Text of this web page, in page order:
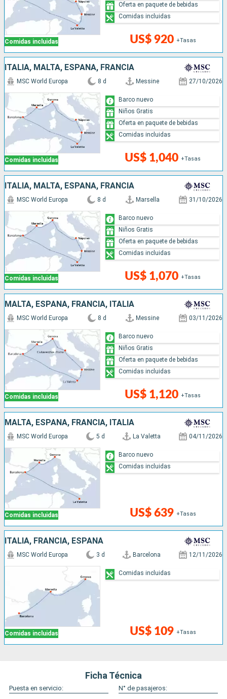
Comidas incluidas US$ 920 +Tasas
Oferta en paquete de bebidas
Comidas incluidas
ITALIA, MALTA, ESPAÑA, FRANCIA
Comidas incluidas
MSC World Europa 8 d Messine 27/10/2026
US$ 1,040 +Tasas
Barco nuevo
Niños Gratis
Oferta en paquete de bebidas
Comidas incluidas
ITALIA, MALTA, ESPAÑA, FRANCIA
Comidas incluidas
MSC World Europa 8 d Marsella 31/10/2026
US$ 1,070 +Tasas
Barco nuevo
Niños Gratis
Oferta en paquete de bebidas
Comidas incluidas
MALTA, ESPAÑA, FRANCIA, ITALIA
Comidas incluidas
MSC World Europa 8 d Messine 03/11/2026
US$ 1,120 +Tasas
Barco nuevo
Niños Gratis
Oferta en paquete de bebidas
Comidas incluidas
MALTA, ESPAÑA, FRANCIA, ITALIA
Comidas incluidas
MSC World Europa 5 d La Valetta 04/11/2026
US$ 639 +Tasas
Barco nuevo
Comidas incluidas
ITALIA, FRANCIA, ESPAÑA
Comidas incluidas
MSC World Europa 3 d Barcelona 12/11/2026
US$ 109 +Tasas
Comidas incluidas
Ficha Técnica
Puesta en servicio:
N° de pasajeros: